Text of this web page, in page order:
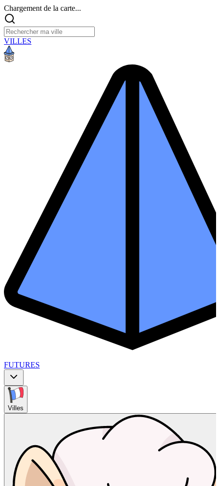
Chargement de la carte...
VILLES
FUTURES
Villes